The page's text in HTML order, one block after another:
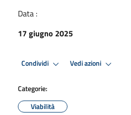
Data :
17 giugno 2025
Condividi Vedi azioni
Categorie:
Viabilità